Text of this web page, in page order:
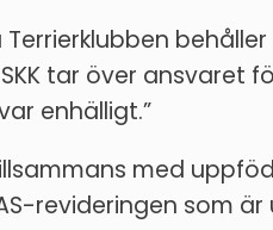
Terrierklubben
tar över ansvaret
enhälligt.”
med
revideringen som